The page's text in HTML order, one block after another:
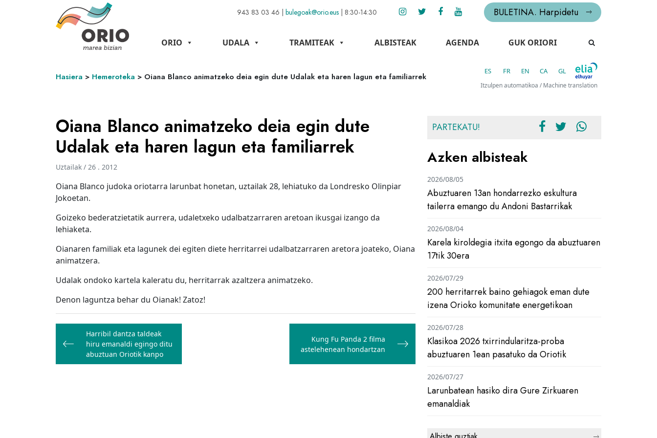
943 83 03 46 | bulegoak@orio.eus | 8:30-14:30 BULETINA. Harpidetu
ORIO UDALA TRAMITEAK ALBISTEAK AGENDA GUK ORIORI
Hasiera > Hemeroteka > Oiana Blanco animatzeko deia egin dute Udalak eta haren lagun eta familiarrek
ES FR EN CA GL
Itzulpen automatikoa / Machine translation
Oiana Blanco animatzeko deia egin dute
Udalak eta haren lagun eta familiarrek
Uztailak / 26 . 2012
Oiana Blanco judoka oriotarra larunbat honetan, uztailak 28, lehiatuko da Londresko Olinpiar
Jokoetan.
Goizeko bederatzietatik aurrera, udaletxeko udalbatzarraren aretoan ikusgai izango da
lehiaketa.
Oianaren familiak eta lagunek dei egiten diete herritarrei udalbatzarraren aretora joateko, Oiana
animatzera.
Udalak ondoko kartela kaleratu du, herritarrak azaltzera animatzeko.
Denon laguntza behar du Oianak! Zatoz!
Bidalketetan
zehar
nabigatu
Harribil dantza taldeak
hiru emanaldi egingo ditu
abuztuan Oriotik kanpo
Kung Fu Panda 2 filma
astelehenean hondartzan
PARTEKATU!
Azken albisteak
Abuztuaren 13an hondarrezko eskultura
tailerra emango du Andoni Bastarrikak
2026/08/05
Karela kiroldegia itxita egongo da abuztuaren
17tik 30era
2026/08/04
200 herritarrek baino gehiagok eman dute
izena Orioko komunitate energetikoan
2026/07/29
Klasikoa 2026 txirrindularitza-proba
abuztuaren 1ean pasatuko da Oriotik
2026/07/28
Larunbatean hasiko dira Gure Zirkuaren
emanaldiak
2026/07/27